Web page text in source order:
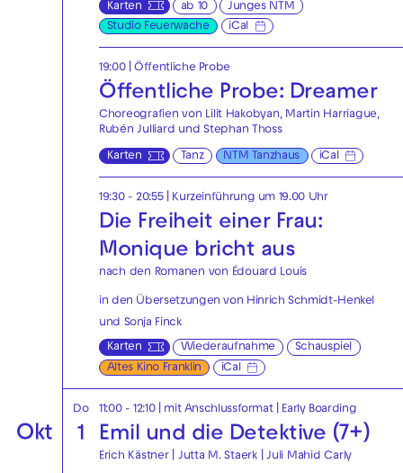
Karten ab 10
Junges NTM
Studio Feuerwache
iCal
19:00|Öffentliche Probe
Öffentliche Probe: Dreamer
Choreografien von Lilit Hakobyan, Martin Harriague,
Rubén Julliard und Stephan Thoss
Karten Tanz NTM Tanzhaus iCal
19:30 - 20:55 | Kurzeinführung um 19.00 Uhr
Die Freiheit einer Frau:
Monique bricht aus
nach den Romanen von Édouard Louis
in den Übersetzungen von Hinrich Schmidt-Henkel
und Sonja Finck
Karten Wiederaufnahme
Schauspiel
Altes Kino Franklin
iCal
Okt
Do
1
11:00 - 12:10 | mit Anschlussformat| Early Boarding
Emil und die Detektive (7+)
Erich Kästner | Jutta M. Staerk | Juli Mahid Carly